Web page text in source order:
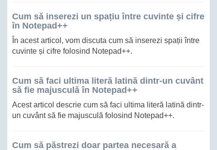
Cum să inserezi un spațiu între cuvinte și cifre
în Notepad++
În acest articol, vom discuta cum să inserezi spații între
cuvinte și cifre folosind Notepad++.
Cum să faci ultima literă latină dintr-un cuvânt
să fie majusculă în Notepad++
Acest articol descrie cum să faci ultima literă latină dintr-
un cuvânt să fie majusculă folosind Notepad++.
Cum să păstrezi doar partea necesară a